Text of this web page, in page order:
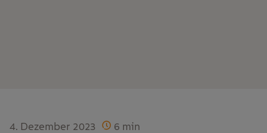
4. Dezember 2023 6 min